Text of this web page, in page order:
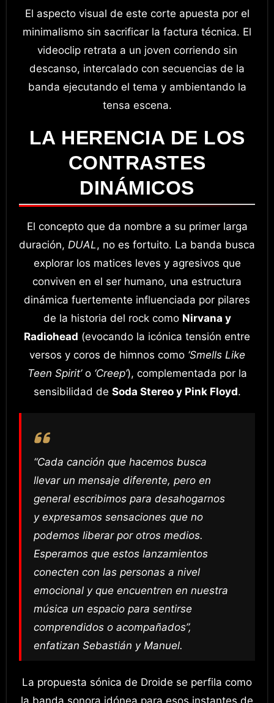
El aspecto visual de este corte apuesta por el
minimalismo sin sacrificar la factura técnica. El
videoclip retrata a un joven corriendo sin
descanso, intercalado con secuencias de la
banda ejecutando el tema y ambientando la
tensa escena.
LA HERENCIA DE LOS
CONTRASTES
DINÁMICOS
El concepto que da nombre a su primer larga
duración, DUAL, no es fortuito. La banda busca
explorar los matices leves y agresivos que
conviven en el ser humano, una estructura
dinámica fuertemente influenciada por pilares
de la historia del rock como Nirvana y
Radiohead (evocando la icónica tensión entre
versos y coros de himnos como ‘Smells Like
Teen Spirit’o ‘Creep’), complementada por la
sensibilidad de Soda Stereo y Pink Floyd.
“Cada canción que hacemos busca
llevar un mensaje diferente, pero en
general escribimos para desahogarnos
y expresamos sensaciones que no
podemos liberar por otros medios.
Esperamos que estos lanzamientos
conecten con las personas a nivel
emocional y que encuentren en nuestra
música un espacio para sentirse
comprendidos o acompañados”,
enfatizan Sebastián y Manuel.
La propuesta sónica de Droide se perfila como
la banda sonora idónea para esos instantes de